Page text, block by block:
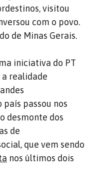
visitou
com o povo.
de Minas Gerais.
iniciativa do PT
realidade
passou nos
desmonte dos
de
que vem sendo
nos últimos dois